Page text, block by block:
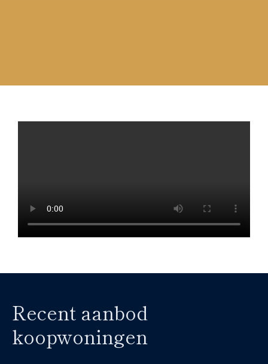
Recent aanbod
koopwoningen